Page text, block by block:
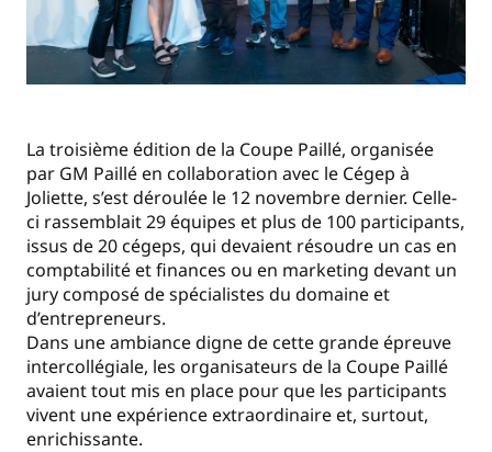
La troisième édition de la Coupe Paillé, organisée
par GM Paillé en collaboration avec le Cégep à
Joliette, s’est déroulée le 12 novembre dernier. Celle-
ci rassemblait 29 équipes et plus de 100 participants,
issus de 20 cégeps, qui devaient résoudre un cas en
comptabilité et finances ou en marketing devant un
jury composé de spécialistes du domaine et
d’entrepreneurs.
Dans une ambiance digne de cette grande épreuve
intercollégiale, les organisateurs de la Coupe Paillé
avaient tout mis en place pour que les participants
vivent une expérience extraordinaire et, surtout,
enrichissante.